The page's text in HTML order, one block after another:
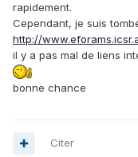
rapidement.
Cependant, je suis
http://
il y a pas mal de liens
bonne chance
Citer